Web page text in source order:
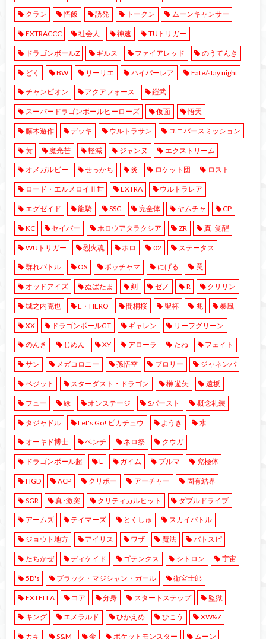
クラン 悟飯 誘発 トークン ムーンキャンサー
EXTRACCC 社会人 神速 TUトリガー
ドラゴンボールZ ギルス ファイアレッド のうてんき
どく BW リーリエ ハイパーレア Fate/stay night
チャンピオン アクアフォース 鎧武
スーパードラゴンボールヒーローズ 仮面 悟天
藤木遊作 デッキ ウルトラサン ユニバースミッション
黄 魔光芒 軽減 ジャンヌ エクストリーム
オメガルビー せっかち 炎 ロケット団 ロスト
ロード・エルメロイⅡ世 EXTRA ウルトラレア
エグゼイド 龍騎 SSG 完全体 ヤムチャ CP
KC セイバー ホロウアタラクシア ZR 真･覚醒
WUトリガー 烈火魂 ホロ 02 ステータス
群れバトル OS ポッチャマ にげる 罠
オッドアイズ ぬばたま 剣 ゼノ R クリリン
城之内克也 E・HERO 間桐桜 聖杯 兆 暴風
XX ドラゴンボールGT ギャレン リーフグリーン
のんき じめん XY アローラ たね フェイト
サン メガコロニー 孫悟空 ブロリー ジャネンバ
ベジット スターダスト・ドラゴン 榊 遊矢 遠坂
フュー 緑 オンステージ Sバースト 概念礼装
タジャドル Let's Go! ピカチュウ ようき 水
オーキド博士 ベンチ ネロ祭 クウガ
ドラゴンボール超 L ガイム ブルマ 究極体
HGD ACP クリボー アーチャー 固有結界
SGR 真･激突 クリティカルヒット ダブルドライブ
アームズ テイマーズ とくしゅ スカイバトル
ジョウト地方 アイリス ワザ 魔法 バトスピ
たちかぜ ディケイド ゴテンクス シトロン 宇宙
5D's ブラック・マジシャン・ガール 衛宮士郎
EXTELLA コア 分身 スタートステップ 監獄
キング エメラルド ひかえめ ひこう XW&Z
カキ S&M 金 ポケットモンスター ムーン